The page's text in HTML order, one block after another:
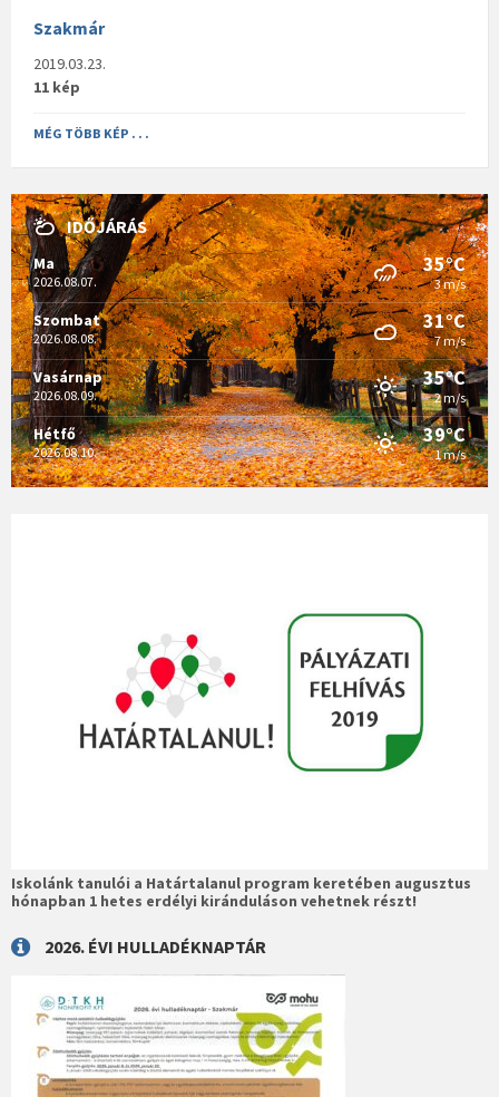
Szakmár
2019.03.23.
11 kép
MÉG TÖBB KÉP . . .
IDŐJÁRÁS
Ma
2026.08.07.
35°C
3 m/s
Szombat
2026.08.08.
31°C
7 m/s
Vasárnap
2026.08.09.
35°C
2 m/s
Hétfő
2026.08.10.
39°C
1 m/s
Iskolánk tanulói a Határtalanul program keretében augusztus
hónapban 1 hetes erdélyi kiránduláson vehetnek részt!
2026. ÉVI HULLADÉKNAPTÁR